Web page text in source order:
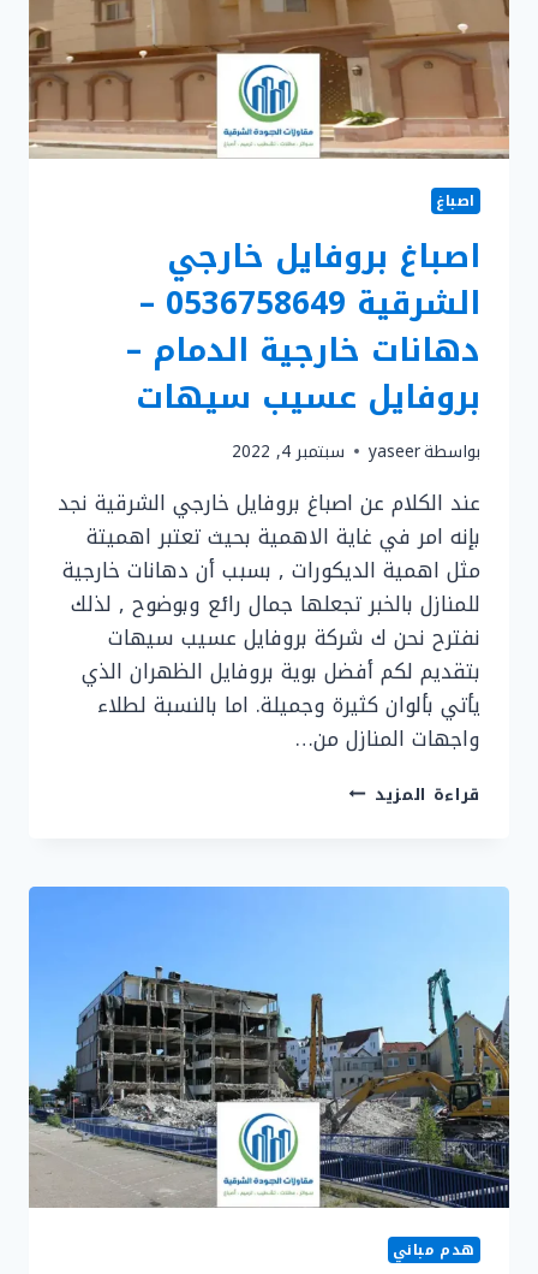
ترميم
واجهة
فيلا
الشرقية
اصباغ
اصباغ بروفايل خارجي
الشرقية 0536758649 –
دهانات خارجية الدمام –
بروفايل عسيب سيهات
بواسطةyaseer سبتمبر 4, 2022
عند الكلام عن اصباغ بروفايل خارجي الشرقية نجد
بإنه امر في غاية الاهمية بحيث تعتبر اهميتة
مثل اهمية الديكورات , بسبب أن دهانات خارجية
للمنازل بالخبر تجعلها جمال رائع وبوضوح , لذلك
نفترح نحن ك شركة بروفايل عسيب سيهات
بتقديم لكم أفضل بوية بروفايل الظهران الذي
يأتي بألوان كثيرة وجميلة. اما بالنسبة لطلاء
واجهات المنازل من…
قراءة المزيد اصباغ
الدمام
–
بروفايل
عسيب
سيهات
هدم مباني